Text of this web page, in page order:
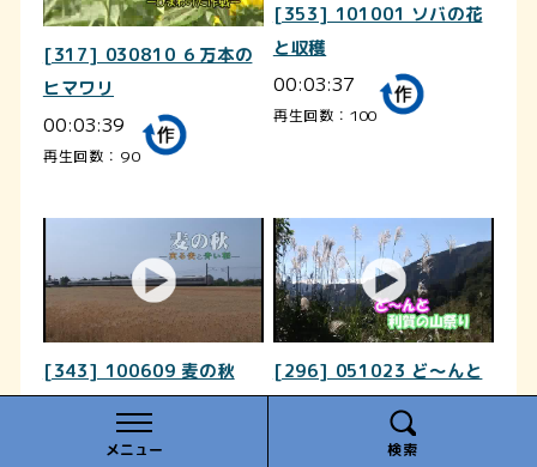
メニュー 検索
[317] 030810 ６万本の
ヒマワリ
00:03:39
再生回数：90
[353] 101001 ソバの花
と収穫
00:03:37
再生回数：100
[343] 100609 麦の秋
再生回数：49
[296] 051023 ど～んと
利賀の山祭り